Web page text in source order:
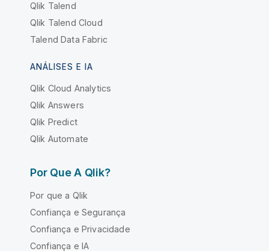
Qlik Talend
Qlik Talend Cloud
Talend Data Fabric
ANÁLISES E IA
Qlik Cloud Analytics
Qlik Answers
Qlik Predict
Qlik Automate
Por Que A Qlik?
Por que a Qlik
Confiança e Segurança
Confiança e Privacidade
Confiança e IA